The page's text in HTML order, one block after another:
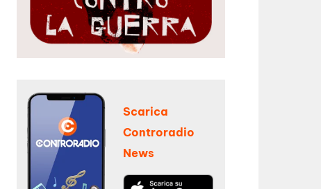
Scarica
Controradio
News